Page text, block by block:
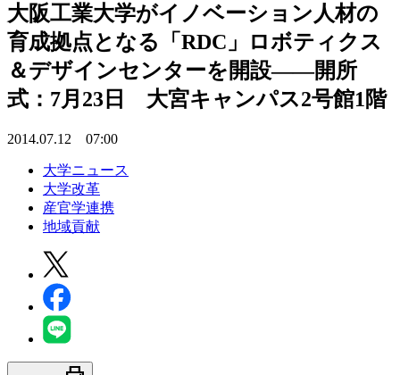
大阪工業大学がイノベーション人材の
育成拠点となる「RDC」ロボティクス
＆デザインセンターを開設――開所
式：7月23日 大宮キャンパス2号館1階
2014.07.12 07:00
大学ニュース
大学改革
産官学連携
地域貢献